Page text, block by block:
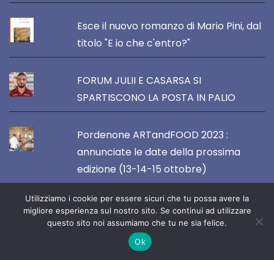
Esce il nuovo romanzo di Mario Pini, dal
titolo "E io che c'entro?"
FORUM JULII E CASARSA SI
SPARTISCONO LA POSTA IN PALIO
Pordenone ARTandFOOD 2023 :
annunciate le date della prossima
edizione (13-14-15 ottobre)
VOCE DEL NORDEST
Utilizziamo i cookie per essere sicuri che tu possa avere la
migliore esperienza sul nostro sito. Se continui ad utilizzare
questo sito noi assumiamo che tu ne sia felice.
Ok